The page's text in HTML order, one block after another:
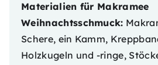
Materialien für Makramee
Weihnachtsschmuck:
Schere, ein Kamm,
Holzkugeln und -ringe,